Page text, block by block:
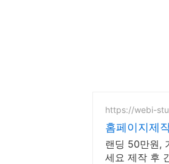
https://webi-
홈페이지제
랜딩 50만원,
세요 제작 후